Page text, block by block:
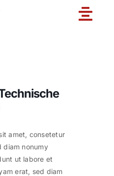
Toggle
amet, consetetur
diam nonumy
ut labore et
erat, sed diam